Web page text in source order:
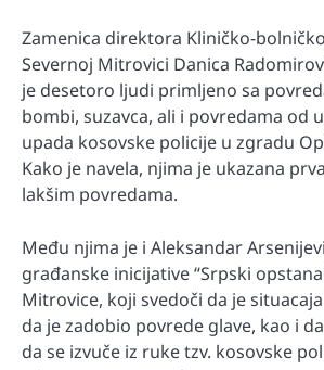
Zamenica direktora Kliničko-
Severnoj Mitrovici Danica
je desetoro ljudi primljeno sa
bombi, suzavca, ali i povredama od
upada kosovske policije u zgradu
Kako je navela, njima je ukazana
lakšim povredama.
Među njima je i Aleksandar
građanske inicijative “Srpski
Mitrovice, koji svedoči da je
da je zadobio povrede glave, kao i
da se izvuče iz ruke tzv. kosovske